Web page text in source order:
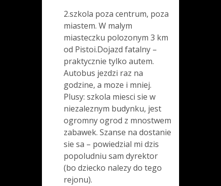
2.szkola poza centrum, poza
miastem. W malym
miasteczku polozonym 3 km
od Pistoi.Dojazd fatalny –
praktycznie tylko autem.
Autobus jezdzi raz na
godzine, a moze i mniej.
Plusy: szkola miesci sie w
niezaleznym budynku, jest
ogromny ogrod z mnostwem
zabawek. Szanse na dostanie
sie sa – powiedzial mi dzis
popoludniu sam dyrektor
(bo dziecko nalezy do tego
rejonu).